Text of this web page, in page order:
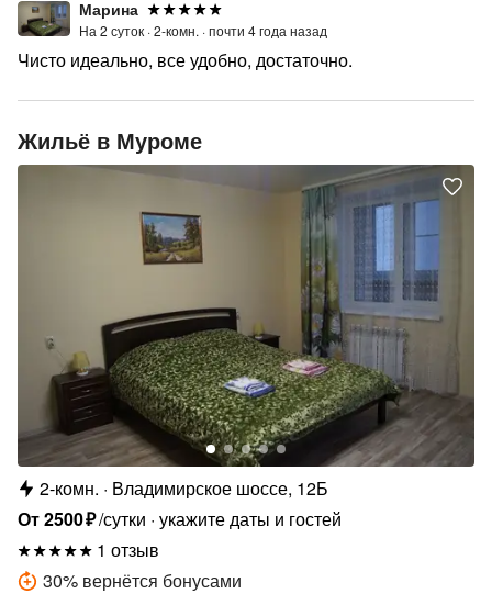
Марина
На 2 суток ·2-комн. ·почти 4 года назад
Чисто идеально, все удобно, достаточно.
Жильё в Муроме
2-комн.
Владимирское шоссе, 12Б
От2500₽/сутки укажите даты и гостей
1 отзыв
30% вернётся бонусами